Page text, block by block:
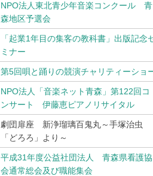
NPO法人東北青少年音楽コンクール 青
森地区予選会
「起業1年目の集客の教科書」出版記念
ミナー
第5回唄と踊りの競演チャリティーショ
NPO法人「音楽ネット青森」第122回コ
ンサート 伊藤恵ピアノリサイタル
劇団扉座 新浄瑠璃百鬼丸～手塚治虫
「どろろ」より～
平成31年度公益社団法人 青森県看護協
会通常総会及び職能集会